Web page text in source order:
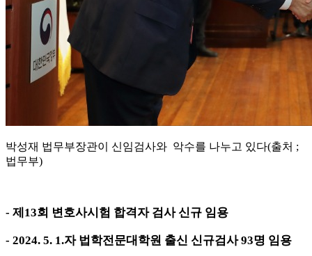
박성재 법무부장관이 신임검사와 악수를 나누고 있다(출처 ;
법무부)
- 제 13회 변호사시험 합격자 검사 신규 임용
- 2024. 5. 1.자 법학전문대학원 출신 신규검사93명 임용